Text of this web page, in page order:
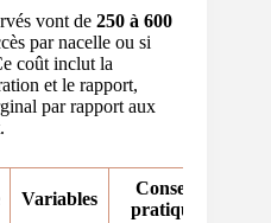
vont de 250 à 600
par nacelle ou si
coût inclut la
et le rapport,
par rapport aux
Variables
Conseil
pratique